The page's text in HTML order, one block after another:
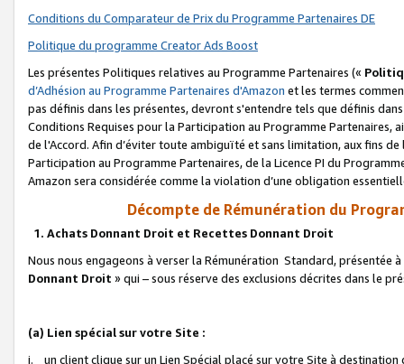
Conditions du Comparateur de Prix du Programme Partenaires DE
Politique du programme Creator Ads Boost
Les présentes Politiques relatives au Programme Partenaires («
d’Adhésion au Programme Partenaires d'Amazon et les termes
pas définis dans les présentes, devront s'entendre tels que définis
Conditions Requises pour la Participation au Programme Partenaires,
de l'Accord. Afin d’éviter toute ambiguïté et sans limitation, aux fins
Participation au Programme Partenaires, de la Licence PI du
Amazon sera considérée comme la violation d’une obligation
Décompte de Rémunération du
1. Achats Donnant Droit et Recettes Donnant Droit
Nous nous engageons à verser la Rémunération Standard, présentée
Donnant Droit » qui – sous réserve des exclusions décrites dans le
(a) Lien spécial sur votre Site :
i. un client clique sur un Lien Spécial placé sur votre Site à destination